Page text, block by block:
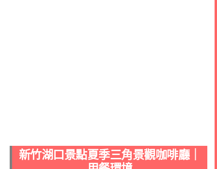
新竹湖口景點夏季三角景觀咖啡廳｜